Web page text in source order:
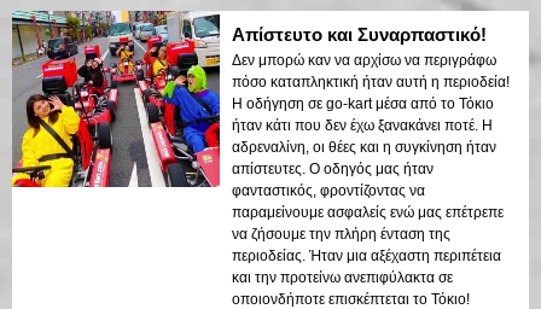
Απίστευτο και Συναρπαστικό!
Δεν μπορώ καν να αρχίσω να περιγράφω
πόσο καταπληκτική ήταν αυτή η περιοδεία!
Η οδήγηση σε go-kart μέσα από το Τόκιο
ήταν κάτι που δεν έχω ξανακάνει ποτέ. Η
αδρεναλίνη, οι θέες και η συγκίνηση ήταν
απίστευτες. Ο οδηγός μας ήταν
φανταστικός, φροντίζοντας να
παραμείνουμε ασφαλείς ενώ μας επέτρεπε
να ζήσουμε την πλήρη ένταση της
περιοδείας. Ήταν μια αξέχαστη περιπέτεια
και την προτείνω ανεπιφύλακτα σε
οποιονδήποτε επισκέπτεται το Τόκιο!